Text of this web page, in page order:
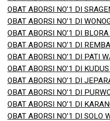
OBAT ABORSI NO’1 DI
OBAT ABORSI NO’1 DI
OBAT ABORSI NO’1 DI
OBAT ABORSI NO’1 DI
OBAT ABORSI NO’1 DI PATI
OBAT ABORSI NO’1 DI
OBAT ABORSI NO’1 DI
OBAT ABORSI NO’1 DI
OBAT ABORSI NO’1 DI
OBAT ABORSI NO’1 DI